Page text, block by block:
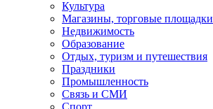
Культура
Магазины, торговые площадки
Недвижимость
Образование
Отдых, туризм и путешествия
Праздники
Промышленность
Связь и СМИ
Спорт